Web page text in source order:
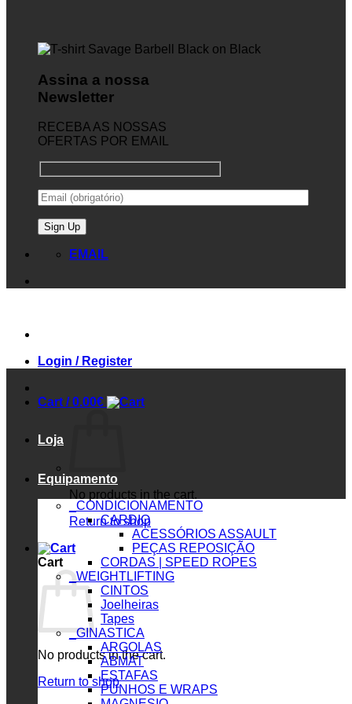
Assina a nossa
Newsletter
RECEBA AS NOSSAS
OFERTAS POR EMAIL
EMAIL
Login / Register
Cart /0.00€
No products in the cart.
Return to shop
Cart
No products in the cart.
Return to shop
Loja
Equipamento
_CONDICIONAMENTO
CARDIO
ACESSÓRIOS ASSAULT
PEÇAS REPOSIÇÃO
CORDAS | SPEED ROPES
_WEIGHTLIFTING
CINTOS
Joelheiras
Tapes
_GINASTICA
ARGOLAS
ABMAT
ESTAFAS
PUNHOS E WRAPS